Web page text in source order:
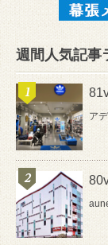
週間人気記事
ア